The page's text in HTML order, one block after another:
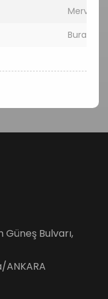
Merve
Burak
Güneş Bulvarı,